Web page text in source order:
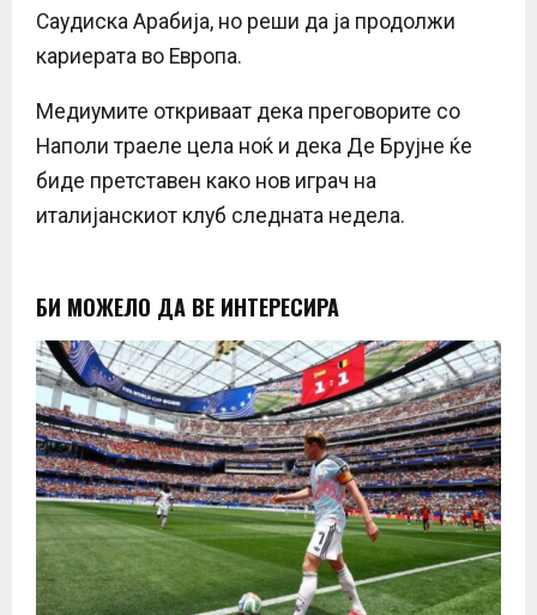
Саудиска Арабија, но реши да ја продолжи
кариерата во Европа.
Медиумите откриваат дека преговорите со
Наполи траеле цела ноќ и дека Де Брујне ќе
биде претставен како нов играч на
италијанскиот клуб следната недела.
БИ МОЖЕЛО ДА ВЕ ИНТЕРЕСИРА